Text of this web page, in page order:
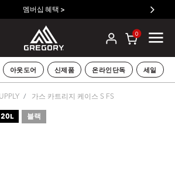
멤버십 혜택 >
0
아웃도어 신제품 온라인단독 세일
가스 카트리지 케이스 S FS
블랙